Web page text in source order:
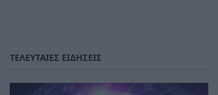
ΤΕΛΕΥΤΑΙΕΣ ΕΙΔΗΣΕΙΣ